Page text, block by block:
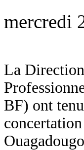
mercredi
La
BF) ont